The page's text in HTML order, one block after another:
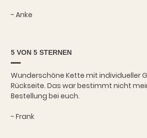
- Anke
5 VON 5 STERNEN
Wunderschöne Kette mit individueller
Rückseite. Das war bestimmt nicht
Bestellung bei euch.
- Frank